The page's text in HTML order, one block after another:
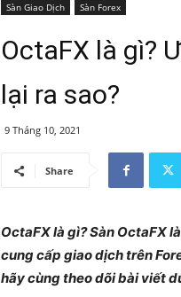
Sàn Giao Dịch Sàn Forex
OctaFX là gì?
lại ra sao?
9 Tháng 10, 2021
Share
OctaFX là gì? Sàn OctaFX
cung cấp giao dịch trên
hãy cùng theo dõi bài viết